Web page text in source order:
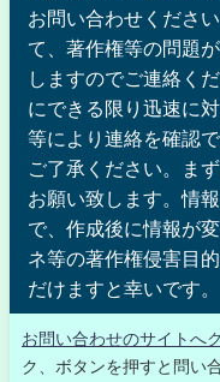
お問い合わせくださ
て、著作権等の問題
しますのでご連絡く
にできる限り迅速に
等により連絡を確認
ご了承ください。ま
お願い致します。情
で、作成後に情報が
ネ等の著作権侵害目
だけますと幸いです。
お問い合わせのサイトへ
ク、ボタンを押すと問い